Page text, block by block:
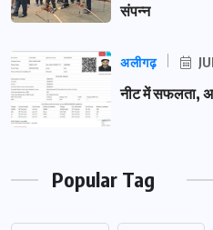
संपन्न
अलीगढ़
नीट में सफलता,
Popular Tag